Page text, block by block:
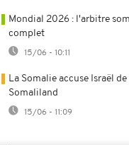
Mondial 2026 : l'arbitre
complet
15/06 - 10:11
La Somalie accuse Israël
Somaliland
15/06 - 11:09